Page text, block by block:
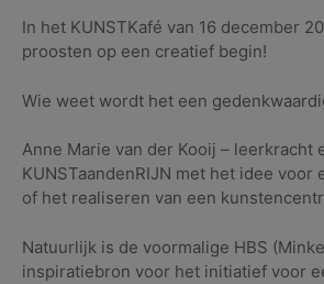
In het KUNSTKafé van 16 december
proosten op een creatief begin!
Wie weet wordt het een
Anne Marie van der Kooij – leerkracht
KUNSTaandenRIJN met het idee
of het realiseren van een
Natuurlijk is de voormalige HBS
inspiratiebron voor het initiatief voor